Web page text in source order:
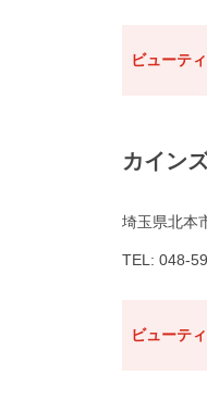
ビューテ
カイン
埼玉県北本
TEL: 048-
ビューテ